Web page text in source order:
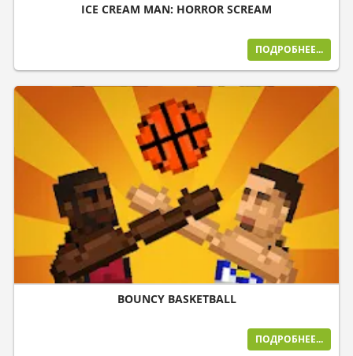
ICE CREAM MAN: HORROR SCREAM
ПОДРОБНЕЕ...
BOUNCY BASKETBALL
ПОДРОБНЕЕ...